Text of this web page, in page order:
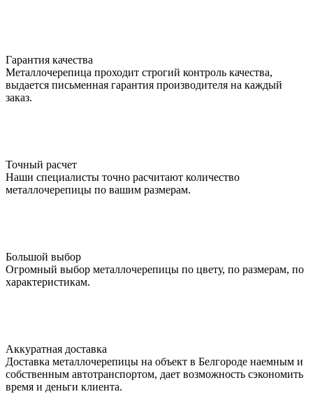
Гарантия качества
Металлочерепица проходит строгий контроль качества,
выдается письменная гарантия производителя на каждый
заказ.
Точный расчет
Наши специалисты точно расчитают количество
металлочерепицы по вашим размерам.
Большой выбор
Огромный выбор металлочерепицы по цвету, по размерам, по
характеристикам.
Аккуратная доставка
Доставка металлочерепицы на объект в Белгороде наемным и
собственным автотранспортом, дает возможность сэкономить
время и деньги клиента.